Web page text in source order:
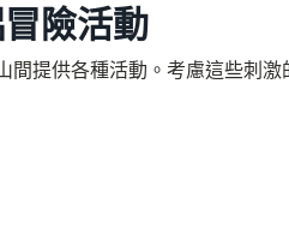
險活動
提供各種活動。考慮這些刺激